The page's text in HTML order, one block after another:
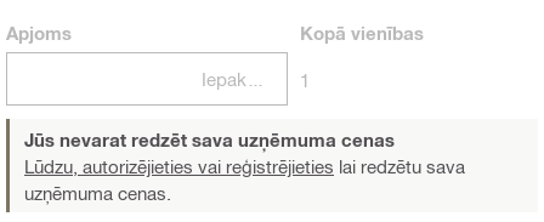
Apjoms Kopā vienības
1
Jūs nevarat redzēt sava uzņēmuma cenas
Lūdzu, autorizējieties vai reģistrējieties lai redzētu sava
uzņēmuma cenas.